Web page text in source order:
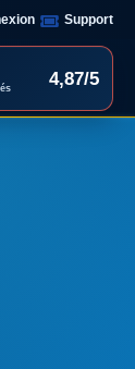
Support
4,87/5